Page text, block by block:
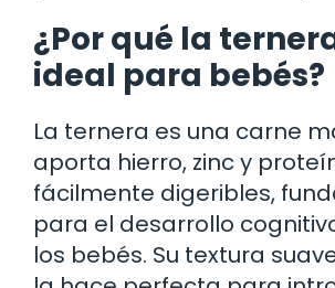
¿Por qué la
ideal para bebés?
La ternera es una carne
aporta hierro, zinc y
fácilmente digeribles,
para el desarrollo
los bebés. Su textura